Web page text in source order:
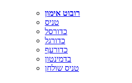
רובוט אימון
טניס
כדורסל
כדורגל
כדורעף
בדמינטון
טניס שולחן